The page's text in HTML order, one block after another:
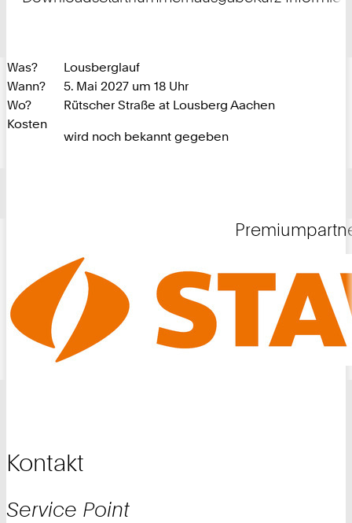
Was?
Lousberglauf
Wann?
5. Mai 2027 um 18 Uhr
Wo?
Rütscher Straße at Lousberg Aachen
Kosten
wird noch bekannt gegeben
Kontakt
Service Point